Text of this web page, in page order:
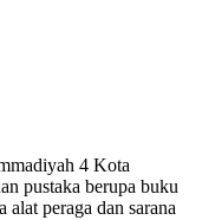
4 Kota
pustaka berupa buku
peraga dan sarana